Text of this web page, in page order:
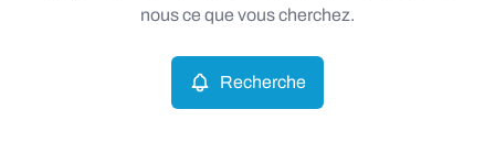
nous ce que vous cherchez.
Recherche